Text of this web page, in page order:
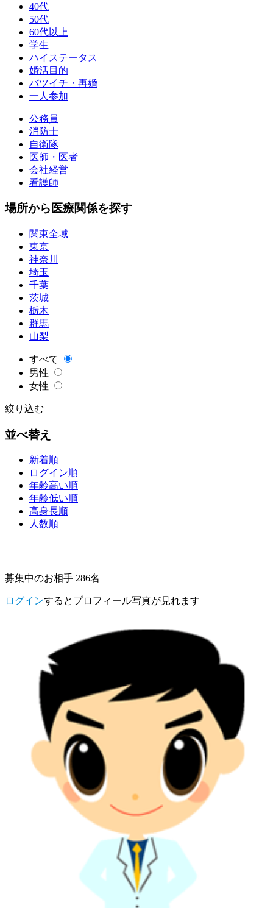
40代
50代
60代以上
学生
ハイステータス
婚活目的
バツイチ・再婚
一人参加
公務員
消防士
自衛隊
医師・医者
会社経営
看護師
場所から医療関係を探す
関東全域
東京
神奈川
埼玉
千葉
茨城
栃木
群馬
山梨
すべて
男性
女性
絞り込む
並べ替え
新着順
ログイン順
年齢高い順
年齢低い順
高身長順
人数順
募集中のお相手 286名
ログインするとプロフィール写真が見れます